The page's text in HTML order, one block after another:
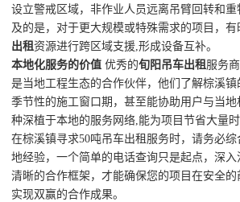
设立警戒区域，非作业人员远离吊臂回转和
及的是，对于更大规模或特殊需求的项目，有
出租资源进行跨区域支援,形成设备互补。
本地化服务的价值 优秀的旬阳吊车出租服务
是当地工程生态的合作伙伴，他们了解棕溪镇
季节性的施工窗口期，甚至能协助用户与当
种深植于本地的服务网络,能为项目节省大量时
在棕溪镇寻求50吨吊车出租服务时，请务必
地经验，一个简单的电话查询只是起点，深
清晰的合作框架，才能确保您的项目在安全
实现双赢的合作成果。